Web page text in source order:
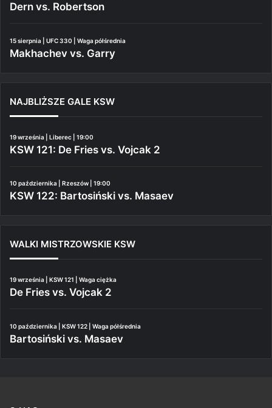
Dern vs. Robertson
15 sierpnia | UFC 330 | Waga półśrednia
Makhachev vs. Garry
NAJBLIŻSZE GALE KSW
19 września | Liberec | 19:00
KSW 121: De Fries vs. Vojcak 2
10 października | Rzeszów | 19:00
KSW 122: Bartosiński vs. Masaev
WALKI MISTRZOWSKIE KSW
19 września | KSW 121 | Waga ciężka
De Fries vs. Vojcak 2
10 października | KSW 122 | Waga półśrednia
Bartosiński vs. Masaev